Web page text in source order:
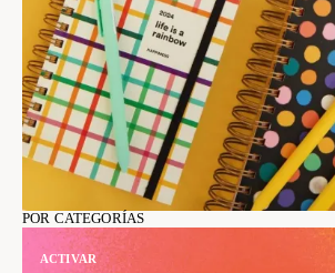
POR CATEGORÍAS
ACTIVAR